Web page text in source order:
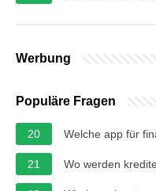
Werbung
Populäre Fragen
20 Welche app für
21 Wo werden